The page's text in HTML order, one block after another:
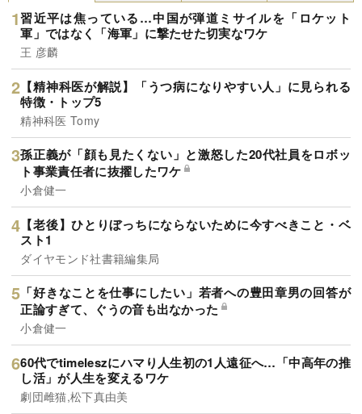
習近平は焦っている…中国が弾道ミサイルを「ロケット
軍」ではなく「海軍」に撃たせた切実なワケ
王 彦麟
【精神科医が解説】「うつ病になりやすい人」に見られる
特徴・トップ5
精神科医 Tomy
孫正義が「顔も見たくない」と激怒した20代社員をロボッ
ト事業責任者に抜擢したワケ
小倉健一
【老後】ひとりぼっちにならないために今すべきこと・ベ
スト1
ダイヤモンド社書籍編集局
「好きなことを仕事にしたい」若者への豊田章男の回答が
正論すぎて、ぐうの音も出なかった
小倉健一
60代でtimeleszにハマり人生初の1人遠征へ…「中高年の推
し活」が人生を変えるワケ
劇団雌猫,松下真由美